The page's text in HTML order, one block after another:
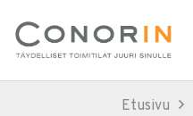
Etusivu